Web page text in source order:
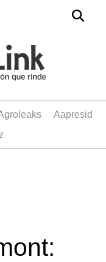
Agroleaks
aapresid